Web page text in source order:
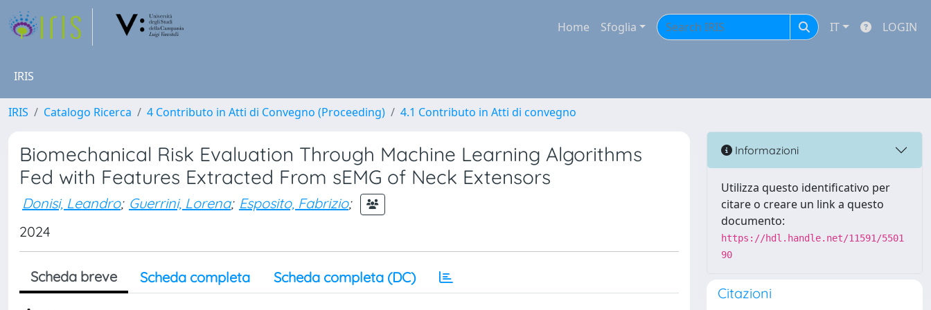
Home Sfoglia IT LOGIN
IRIS
IRIS Catalogo Ricerca 4 Contributo in Atti di Convegno (Proceeding) 4.1 Contributo in Atti di convegno
Biomechanical Risk Evaluation Through Machine Learning Algorithms
Fed with Features Extracted From sEMG of Neck Extensors
Donisi, Leandro; Guerrini, Lorena; Esposito, Fabrizio;
2024
Scheda breve Scheda completa Scheda completa (DC)
Informazioni
Utilizza questo identificativo per
citare o creare un link a questo
documento:
https://hdl.handle.net/11591/5501
90
Citazioni